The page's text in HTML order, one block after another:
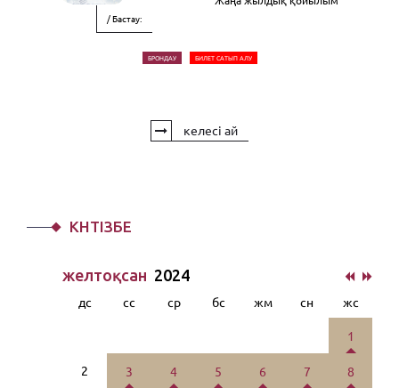
/ Бастау:
БРОНДАУ БИЛЕТ САТЫП АЛУ
келесі ай
КҮНТІЗБЕ
желтоқсан 2024
дс сс ср бс жм сн жс
1
2 3 4 5 6 7 8